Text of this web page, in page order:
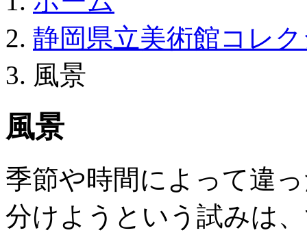
静岡県立美術館コレ
風景
風景
季節や時間によって違
分けようという試みは